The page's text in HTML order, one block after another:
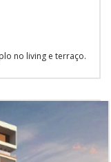
no living e terraço.